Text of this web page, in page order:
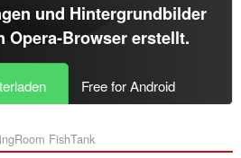
und Hintergrundbilder
Opera-Browsererstellt.
Free for Android
FishTank‎